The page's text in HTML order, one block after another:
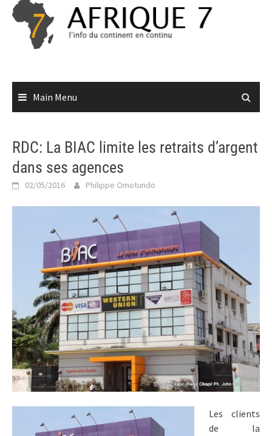
Skip
content
Main Menu
RDC: La BIAC limite les retraits d’argent
dans ses agences
02/05/2016 Philippe Omotundo
Les clients
de la